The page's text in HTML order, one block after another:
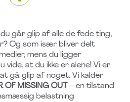
går glip af alle de fede ting,
Og som især bliver delt
mens du ligger
vide, at du ikke er alene! Vi er
gå glip af noget. Vi kalder
OF MISSING OUT
– en tilstand
belastning